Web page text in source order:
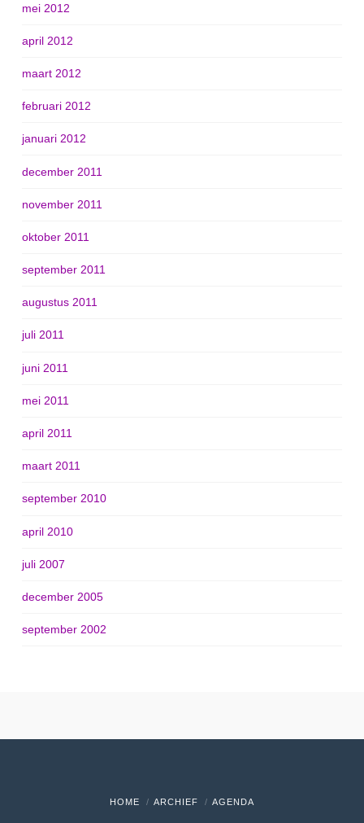
mei 2012
april 2012
maart 2012
februari 2012
januari 2012
december 2011
november 2011
oktober 2011
september 2011
augustus 2011
juli 2011
juni 2011
mei 2011
april 2011
maart 2011
september 2010
april 2010
juli 2007
december 2005
september 2002
HOME ARCHIEF AGENDA